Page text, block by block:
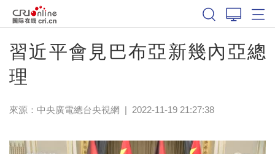
習近平會見巴布亞新幾內亞總
理
來源： 中央廣電總台央視網 | 2022-11-19 21:27:38